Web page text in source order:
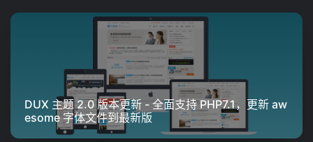
DUX 主题 2.0 版本更新 - 全面支持 PHP7.1，更新 aw
esome 字体文件到最新版